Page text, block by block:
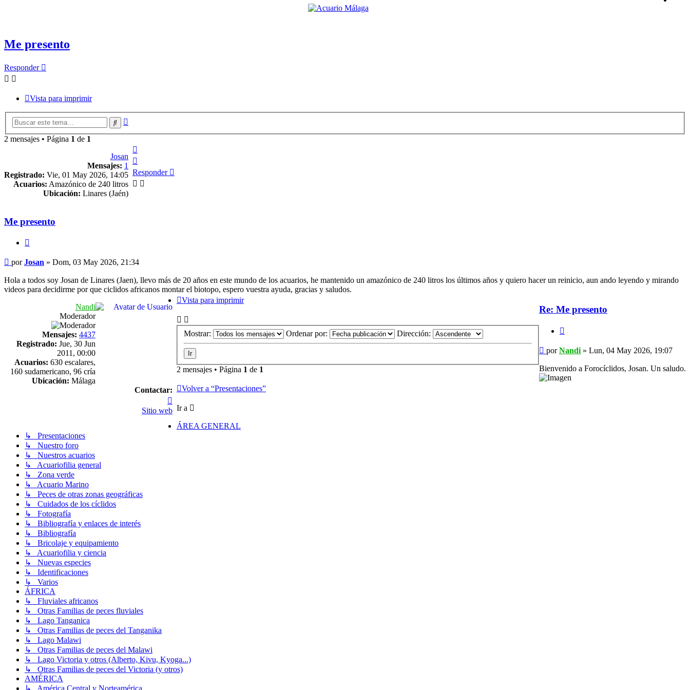
Me presento
Responder
Vista para imprimir
Buscar
2 mensajes • Página 1 de 1
Josan
Mensajes: 1
Registrado: Vie, 01 May 2026, 14:05
Acuarios: Amazónico de 240 litros
Ubicación: Linares (Jaén)
Me presento
Mensaje
porJosan » Dom, 03 May 2026, 21:34
Hola a todos soy Josan de Linares (Jaen), llevo más de 20 años en este mundo de los acuarios, he mantenido un amazónico de 240 litros los últimos años y quiero hacer un reinicio, aun ando leyendo y mirando
videos para decidirme por que ciclidos africanos montar el biotopo, espero vuestra ayuda, gracias y saludos.
Nandi
Moderador
Mensajes: 4437
Registrado: Jue, 30 Jun
2011, 00:00
Acuarios: 630 escalares,
160 sudamericano, 96 cría
Ubicación: Málaga
Contactar:
Nandi
Sitio web
Re: Me presento
Mensaje
porNandi » Lun, 04 May 2026, 19:07
Bienvenido a Forocíclidos, Josan. Un saludo.
Responder
Vista para imprimir
Mostrar: Ordenar por: Dirección:
2 mensajes • Página 1 de 1
Volver a “Presentaciones”
Ir a
ÁREA GENERAL
↳ Presentaciones
↳ Nuestro foro
↳ Nuestros acuarios
↳ Acuariofilia general
↳ Zona verde
↳ Acuario Marino
↳ Peces de otras zonas geográficas
↳ Cuidados de los cíclidos
↳ Fotografía
↳ Bibliografía y enlaces de interés
↳ Bibliografía
↳ Bricolaje y equipamiento
↳ Acuariofilia y ciencia
↳ Nuevas especies
↳ Identificaciones
↳ Varios
ÁFRICA
↳ Fluviales africanos
↳ Otras Familias de peces fluviales
↳ Lago Tanganica
↳ Otras Familias de peces del Tanganika
↳ Lago Malawi
↳ Otras Familias de peces del Malawi
↳ Lago Victoria y otros (Alberto, Kivu, Kyoga...)
↳ Otras Familias de peces del Victoria (y otros)
AMÉRICA
↳ América Central y Norteamérica